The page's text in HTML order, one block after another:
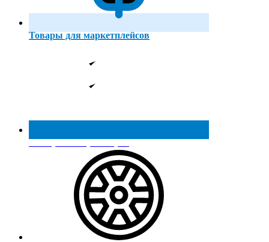
Товары для маркетплейсов
Реестр МинПромТорга